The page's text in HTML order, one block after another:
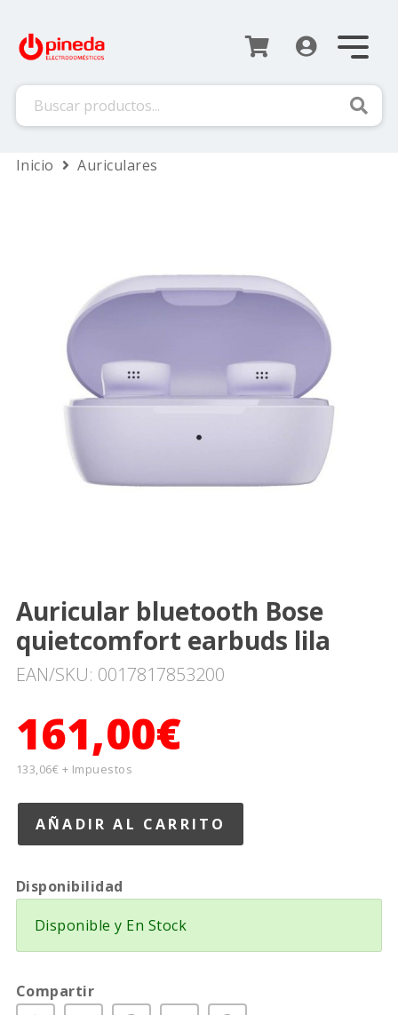
Inicio
 Auriculares
Auricular bluetooth Bose
quietcomfort earbuds lila
EAN/SKU: 0017817853200
161,00€
133,06€ + Impuestos
Disponibilidad
Disponible y En Stock
Compartir